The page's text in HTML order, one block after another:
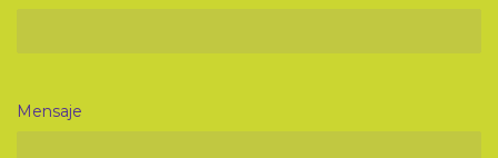
Mensaje